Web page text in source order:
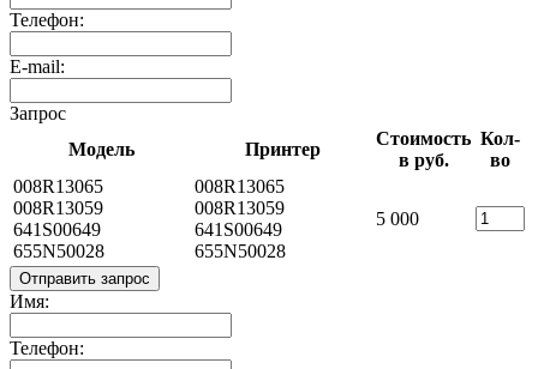
Телефон:
E-mail:
Запрос
Модель
Принтер
Стоимость
в руб.
Кол-
во
008R13065
008R13059
641S00649
655N50028
008R13065
008R13059
641S00649
655N50028
5 000
Отправить запрос
Имя:
Телефон: